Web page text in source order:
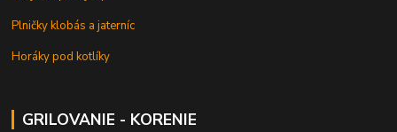
Plničky klobás a jaterníc
Horáky pod kotlíky
GRILOVANIE - KORENIE